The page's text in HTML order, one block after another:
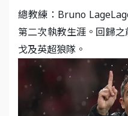
總教練：Bruno
第二次執教生涯。回歸
戈及英超狼隊。